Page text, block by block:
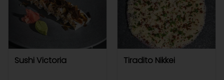
Sushi Victoria Tiradito Nikkei